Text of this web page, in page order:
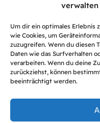
verwalten
Um dir ein optimales Erlebnis
wie Cookies, um
zuzugreifen. Wenn du diesen
Daten wie das Surfverhalten
verarbeiten. Wenn du deine
zurückziehst, können
beeinträchtigt werden.
ein
Schweigepflicht mit,
Bei Interesse bitte bei